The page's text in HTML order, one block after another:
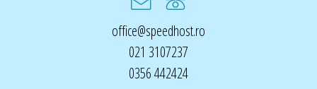
office@speedhost.ro
021 3107237
0356 442424